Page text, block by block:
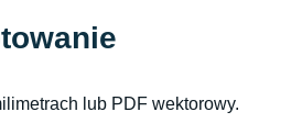
lub PDF wektorowy.